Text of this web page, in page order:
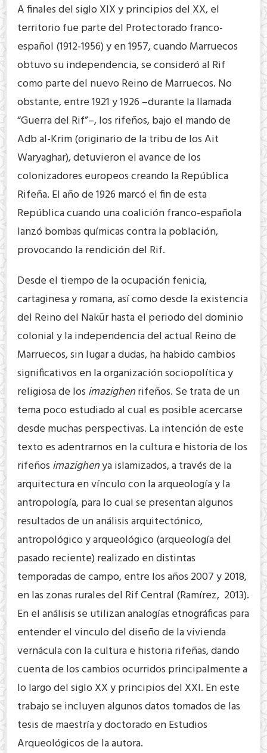
A finales del siglo XIX y principios del XX, el
territorio fue parte del Protectorado franco-
español (1912-1956) y en 1957, cuando Marruecos
obtuvo su independencia, se consideró al Rif
como parte del nuevo Reino de Marruecos. No
obstante, entre 1921 y 1926 –durante la llamada
“Guerra del Rif”–, los rifeños, bajo el mando de
Adb al-Krim (originario de la tribu de los Ait
Waryaghar), detuvieron el avance de los
colonizadores europeos creando la República
Rifeña. El año de 1926 marcó el fin de esta
República cuando una coalición franco-española
lanzó bombas químicas contra la población,
provocando la rendición del Rif.
Desde el tiempo de la ocupación fenicia,
cartaginesa y romana, así como desde la existencia
del Reino del Nakūr hasta el periodo del dominio
colonial y la independencia del actual Reino de
Marruecos, sin lugar a dudas, ha habido cambios
significativos en la organización sociopolítica y
religiosa de los imazighenrifeños. Se trata de un
tema poco estudiado al cual es posible acercarse
desde muchas perspectivas. La intención de este
texto es adentrarnos en la cultura e historia de los
rifeños imazighenya islamizados, a través de la
arquitectura en vínculo con la arqueología y la
antropología, para lo cual se presentan algunos
resultados de un análisis arquitectónico,
antropológico y arqueológico (arqueología del
pasado reciente) realizado en distintas
temporadas de campo, entre los años 2007 y 2018,
en las zonas rurales del Rif Central (Ramírez, 2013).
En el análisis se utilizan analogías etnográficas para
entender el vinculo del diseño de la vivienda
vernácula con la cultura e historia rifeñas, dando
cuenta de los cambios ocurridos principalmente a
lo largo del siglo XX y principios del XXI. En este
trabajo se incluyen algunos datos tomados de las
tesis de maestría y doctorado en Estudios
Arqueológicos de la autora.